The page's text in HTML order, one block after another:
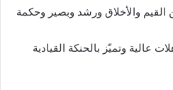
القيم والأخلاق ورشد وبصير وحكمة
عالية وتميّز بالحنكة القيادية